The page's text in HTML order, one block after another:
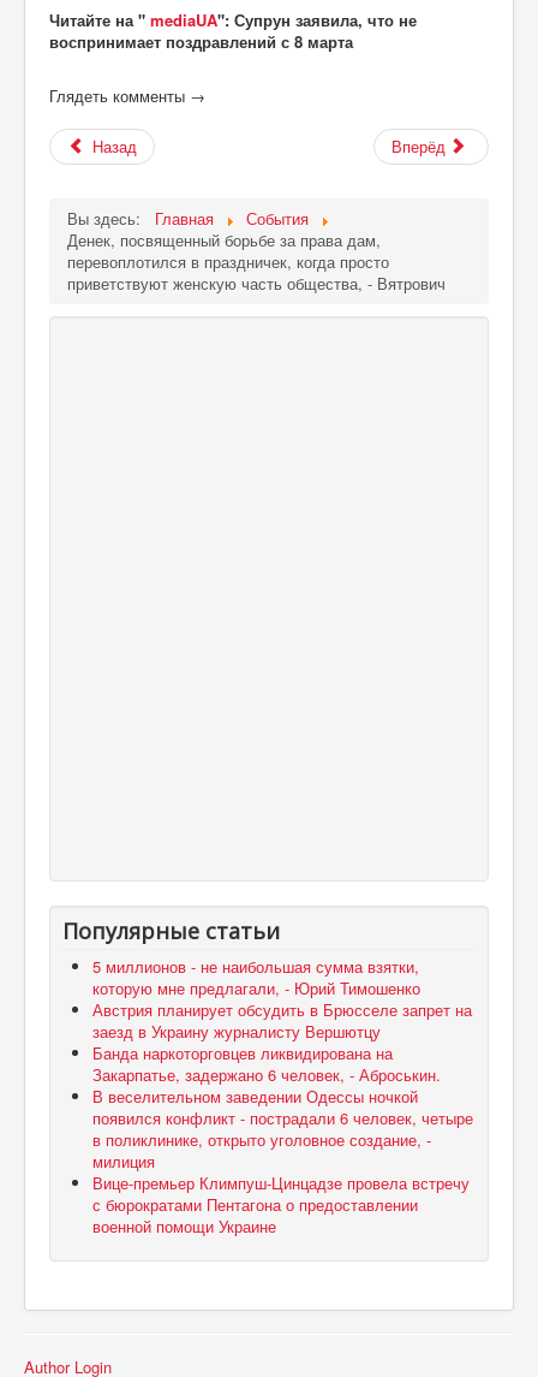
Читайте на " mediaUA": Супрун заявила, что не
воспринимает поздравлений с 8 марта
Глядеть комменты →
Назад Вперёд
Вы здесь: Главная
События
Денек, посвященный борьбе за права дам,
перевоплотился в праздничек, когда просто
приветствуют женскую часть общества, - Вятрович
Популярные статьи
5 миллионов - не наибольшая сумма взятки,
которую мне предлагали, - Юрий Тимошенко
Австрия планирует обсудить в Брюсселе запрет на
заезд в Украину журналисту Вершютцу
Банда наркоторговцев ликвидирована на
Закарпатье, задержано 6 человек, - Аброськин.
В веселительном заведении Одессы ночкой
появился конфликт - пострадали 6 человек, четыре
в поликлинике, открыто уголовное создание, -
милиция
Вице-премьер Климпуш-Цинцадзе провела встречу
с бюрократами Пентагона о предоставлении
военной помощи Украине
Author Login